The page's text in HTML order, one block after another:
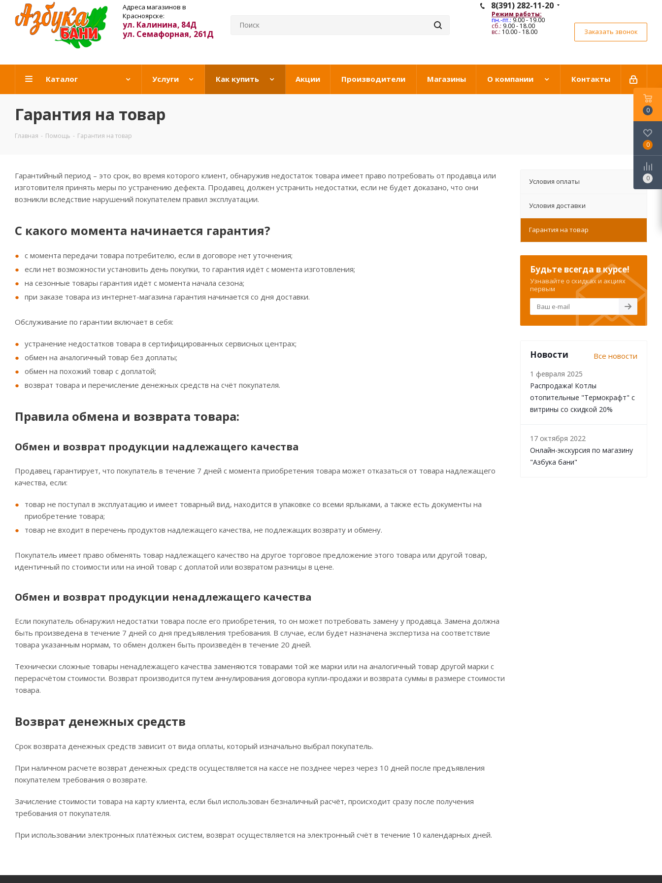
Адреса магазинов в
Красноярске:
ул. Калинина, 84Д
ул. Семафорная, 261Д
8(391) 282-11-20
Режим работы:
пн.-пт.:9.00 - 19.00
сб.: 9.00 - 18.00
вс.: 10.00 - 18.00 Заказать звонок
Каталог Услуги Как купить Акции Производители Магазины О компании Контакты
Гарантия на товар
Главная - Помощь - Гарантия на товар
Гарантийный период – это срок, во время которого клиент, обнаружив недостаток товара имеет право потребовать от продавца или
изготовителя принять меры по устранению дефекта. Продавец должен устранить недостатки, если не будет доказано, что они
возникли вследствие нарушений покупателем правил эксплуатации.
С какого момента начинается гарантия?
с момента передачи товара потребителю, если в договоре нет уточнения;
если нет возможности установить день покупки, то гарантия идёт с момента изготовления;
на сезонные товары гарантия идёт с момента начала сезона;
при заказе товара из интернет-магазина гарантия начинается со дня доставки.
Обслуживание по гарантии включает в себя:
устранение недостатков товара в сертифицированных сервисных центрах;
обмен на аналогичный товар без доплаты;
обмен на похожий товар с доплатой;
возврат товара и перечисление денежных средств на счёт покупателя.
Правила обмена и возврата товара:
Обмен и возврат продукции надлежащего качества
Продавец гарантирует, что покупатель в течение 7 дней с момента приобретения товара может отказаться от товара надлежащего
качества, если:
товар не поступал в эксплуатацию и имеет товарный вид, находится в упаковке со всеми ярлыками, а также есть документы на
приобретение товара;
товар не входит в перечень продуктов надлежащего качества, не подлежащих возврату и обмену.
Покупатель имеет право обменять товар надлежащего качество на другое торговое предложение этого товара или другой товар,
идентичный по стоимости или на иной товар с доплатой или возвратом разницы в цене.
Обмен и возврат продукции ненадлежащего качества
Если покупатель обнаружил недостатки товара после его приобретения, то он может потребовать замену у продавца. Замена должна
быть произведена в течение 7 дней со дня предъявления требования. В случае, если будет назначена экспертиза на соответствие
товара указанным нормам, то обмен должен быть произведён в течение 20 дней.
Технически сложные товары ненадлежащего качества заменяются товарами той же марки или на аналогичный товар другой марки с
перерасчётом стоимости. Возврат производится путем аннулирования договора купли-продажи и возврата суммы в размере стоимости
товара.
Возврат денежных средств
Срок возврата денежных средств зависит от вида оплаты, который изначально выбрал покупатель.
При наличном расчете возврат денежных средств осуществляется на кассе не позднее через через 10 дней после предъявления
покупателем требования о возврате.
Зачисление стоимости товара на карту клиента, если был использован безналичный расчёт, происходит сразу после получения
требования от покупателя.
При использовании электронных платёжных систем, возврат осуществляется на электронный счёт в течение 10 календарных дней.
Условия оплаты
Условия доставки
Гарантия на товар
Будьте всегда в курсе!
Узнавайте о скидках и акциях
первым
Новости Все новости
1 февраля 2025
Распродажа! Котлы
отопительные "Термокрафт" с
витрины со скидкой 20%
17 октября 2022
Онлайн-экскурсия по магазину
"Азбука бани"
0
0
0